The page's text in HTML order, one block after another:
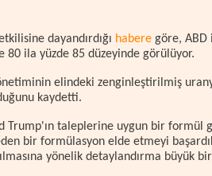
dayandırdığı habere göre, ABD
80 ila yüzde 85 düzeyinde görülüyor.
elindeki zenginleştirilmiş
kaydetti.
Trump'ın taleplerine uygun bir formül
bir formülasyon elde etmeyi
yönelik detaylandırma büyük